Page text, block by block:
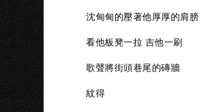
沈甸甸的壓著他厚厚的肩膀
看他板凳一拉 吉他一刷
歌聲將街頭巷尾的磚牆
紋得